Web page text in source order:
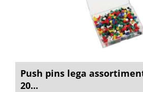
Push pins lega
20...